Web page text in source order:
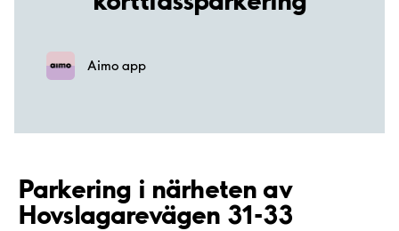
Aimo app
Parkering i närheten av
Hovslagarevägen 31-33